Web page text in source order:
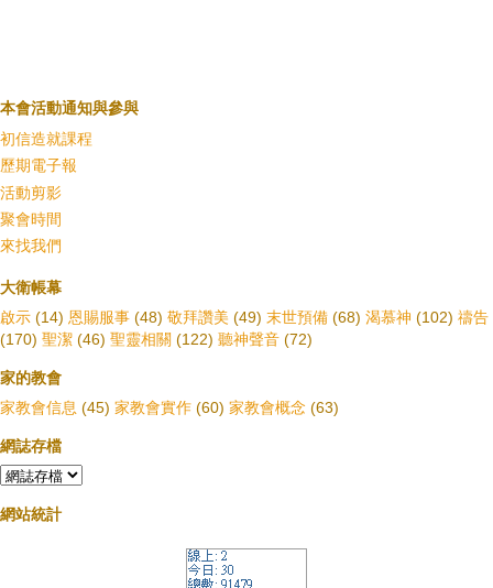
本會活動通知與參與
初信造就課程
歷期電子報
活動剪影
聚會時間
來找我們
大衛帳幕
啟示 (14) 恩賜服事 (48) 敬拜讚美 (49) 末世預備 (68) 渴慕神 (102) 禱告
(170) 聖潔 (46) 聖靈相關 (122) 聽神聲音 (72)
家的教會
家教會信息 (45) 家教會實作 (60) 家教會概念 (63)
網誌存檔
網站統計